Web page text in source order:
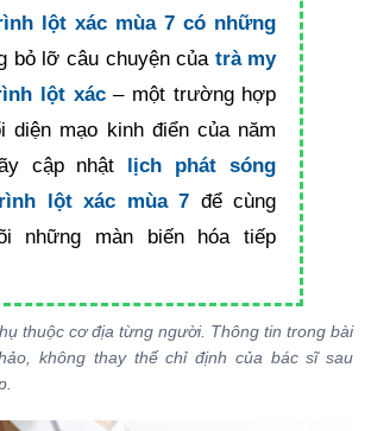
lột xác mùa 7 có những
bỏ lỡ câu chuyện của trà my
lột xác– một trường hợp
diện mạo kinh điển của năm
cập nhật lịch phát sóng
lột xác mùa 7 để cùng
những màn biến hóa tiếp
thuộc cơ địa từng người. Thông tin trong bài
không thay thế chỉ định của bác sĩ sau